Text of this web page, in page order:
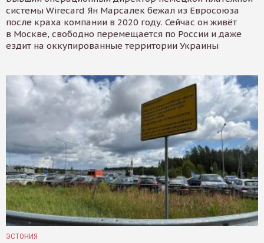
системы Wirecard Ян Марсалек бежал из Евросоюза
после краха компании в 2020 году. Сейчас он живёт
в Москве, свободно перемещается по России и даже
ездит на оккупированные территории Украины
ЭСТОНИЯ